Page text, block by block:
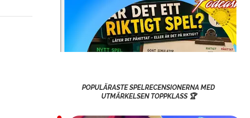
POPULÄRASTE SPELRECENSIONERNA MED
UTMÄRKELSEN TOPPKLASS 🏆